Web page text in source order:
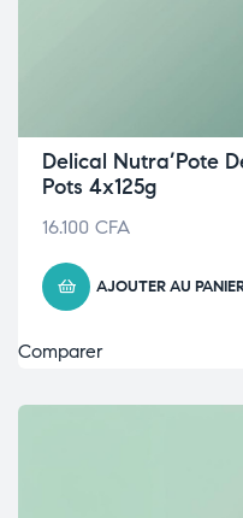
Delical Nutra’Pote
Pots 4x125g
16.100 CFA
AJOUTER AU
Comparer